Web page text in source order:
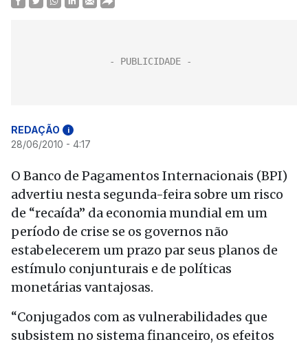
REDAÇÃO i
28/06/2010 - 4:17
O Banco de Pagamentos Internacionais (BPI)
advertiu nesta segunda-feira sobre um risco
de “recaída” da economia mundial em um
período de crise se os governos não
estabelecerem um prazo par seus planos de
estímulo conjunturais e de políticas
monetárias vantajosas.
“Conjugados com as vulnerabilidades que
subsistem no sistema financeiro, os efeitos